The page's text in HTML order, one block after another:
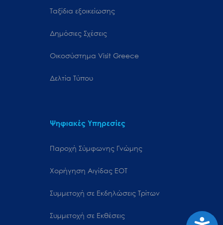
Ταξίδια εξοικείωσης
Δημόσιες Σχέσεις
Oικοσύστημα Visit Greece
Δελτία Τύπου
Ψηφιακές Υπηρεσίες
Παροχή Σύμφωνης Γνώμης
Χορήγηση Αιγίδας ΕΟΤ
Συμμετοχή σε Εκδηλώσεις Τρίτων
Συμμετοχή σε Εκθέσεις